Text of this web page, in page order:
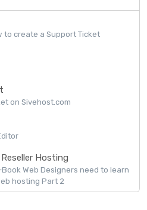
to create a Support Ticket
on Sivehost.com
Hosting
Web Designers need to learn
hosting Part 2